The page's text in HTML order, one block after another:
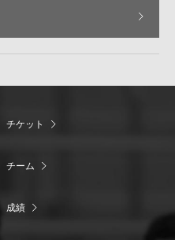
チケット
チーム
成績